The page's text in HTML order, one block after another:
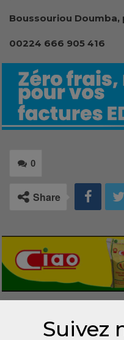
Boussouriou Doumba,
00224 666 905 416
0
Share
LAISSER UN
Suivez